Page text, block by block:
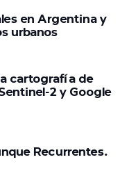
en Argentina y
urbanos
cartografía de
2 y Google
Recurrentes.